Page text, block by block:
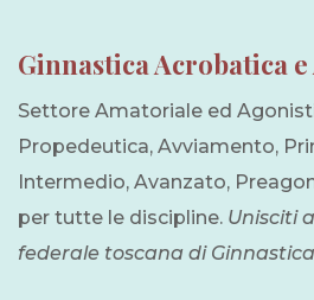
Ginnastica Acrobatica
Settore Amatoriale ed
Propedeutica, Avviamento,
Intermedio, Avanzato,
per tutte le discipline. Unisciti
federale toscana di